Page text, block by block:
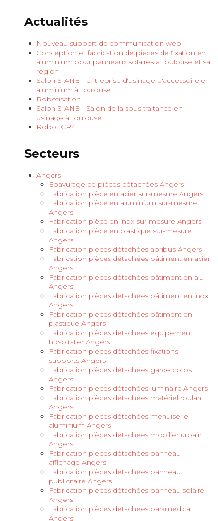
Actualités
Nouveau support de communication web
Conception et fabrication de pièces de fixation en
aluminium pour panneaux solaires à Toulouse et sa
région
Salon SIANE - entreprise d'usinage d'accessoire en
aluminium à Toulouse
Robotisation
Salon SIANE - Salon de la sous traitance en
usinage à Toulouse
Robot CR4
Secteurs
Angers
Ebavurage de pièces détachées Angers
Fabrication pièce en acier sur-mesure Angers
Fabrication pièce en aluminium sur-mesure
Angers
Fabrication pièce en inox sur-mesure Angers
Fabrication pièce en plastique sur-mesure
Angers
Fabrication pièces détachées abribus Angers
Fabrication pièces détachées bâtiment en acier
Angers
Fabrication pièces détachées bâtiment en alu
Angers
Fabrication pièces détachées bâtiment en inox
Angers
Fabrication pièces détachées bâtiment en
plastique Angers
Fabrication pièces détachées équipement
hospitalier Angers
Fabrication pièces détachées fixations
supports Angers
Fabrication pièces détachées garde corps
Angers
Fabrication pièces détachées luminaire Angers
Fabrication pièces détachées matériel roulant
Angers
Fabrication pièces détachées menuiserie
aluminium Angers
Fabrication pièces détachées mobilier urbain
Angers
Fabrication pièces détachées panneau
affichage Angers
Fabrication pièces détachées panneau
publicitaire Angers
Fabrication pièces détachées panneau solaire
Angers
Fabrication pièces détachées paramédical
Angers